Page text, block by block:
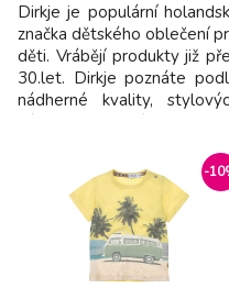
Dirkje je populární
značka dětského oblečení
děti. Vrábějí produkty již
30.let. Dirkje poznáte
nádherné kvality,
kvalitní a pohodlné
v příjemných barvách
vyroben z příjemného
materiál - snadno se
kombinuje - kvalitní šití -
dokonalý st
-